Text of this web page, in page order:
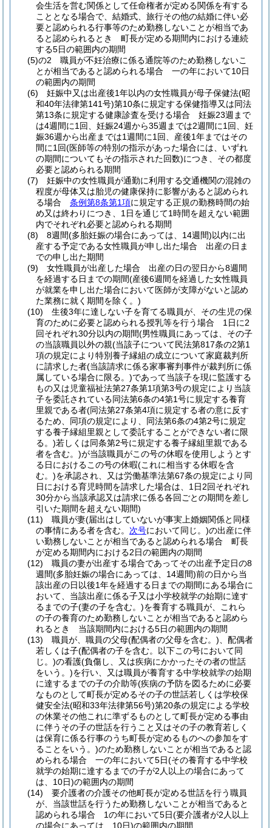
会生活を営む関係として任命権者が定める関係を有する
こととなる場合で、結婚式、旅行その他の結婚に伴い必
要と認められる行事等のため勤務しないことが相当であ
ると認められるとき 町長が定める期間内における連続
する5日の範囲内の期間
(5)の2
職員が不妊治療に係る通院等のため勤務しないこ
とが相当であると認められる場合 一の年において10日
の範囲内の期間
(6)
妊娠中又は出産後1年以内の女性職員が母子保健法(昭
和40年法律第141号)第10条に規定する保健指導又は同法
第13条に規定する健康診査を受ける場合 妊娠23週まで
は4週間に1回、妊娠24週から35週までは2週間に1回、妊
娠36週から出産までは1週間に1回、産後1年まではその
間に1回(医師等の特別の指示があった場合には、いずれ
の期間についてもその指示された回数)につき、その都度
必要と認められる期間
(7)
妊娠中の女性職員が通勤に利用する交通機関の混雑の
程度が母体又は胎児の健康保持に影響があると認められ
る場合 条例第8条第1項に規定する正規の勤務時間の始
め又は終わりにつき、1日を通じて1時間を超えない範囲
内でそれぞれ必要と認められる期間
(8)
8週間(多胎妊娠の場合にあっては、14週間)以内に出
産する予定である女性職員が申し出た場合 出産の日ま
での申し出た期間
(9)
女性職員が出産した場合 出産の日の翌日から8週間
を経過する日までの期間(産後6週間を経過した女性職員
が就業を申し出た場合において医師が支障がないと認め
た業務に就く期間を除く。)
(10)
生後3年に達しない子を育てる職員が、その生児の保
育のために必要と認められる授乳等を行う場合 1日に2
回それぞれ30分以内の期間(男性職員にあっては、その子
の当該職員以外の親(当該子について民法第817条の2第1
項の規定により特別養子縁組の成立について家庭裁判所
に請求した者(当該請求に係る家事審判事件が裁判所に係
属している場合に限る。)であって当該子を現に監護する
もの又は児童福祉法第27条第1項第3号の規定により当該
子を委託されている同法第6条の4第1号に規定する養育
里親である者(同法第27条第4項に規定する者の意に反す
るため、同項の規定により、同法第6条の4第2号に規定
する養子縁組里親として委託することができない者に限
る。)若しくは同条第2号に規定する養子縁組里親である
者を含む。)が当該職員がこの号の休暇を使用しようとす
る日におけるこの号の休暇(これに相当する休暇を含
む。)を承認され、又は労働基準法第67条の規定により同
日における育児時間を請求した場合は、1日2回それぞれ
30分から当該承認又は請求に係る各回ごとの期間を差し
引いた期間を超えない期間)
(11)
職員が妻(届出はしていないが事実上婚姻関係と同様
の事情にある者を含む。 次号において同じ。)の出産に伴
い勤務しないことが相当であると認められる場合 町長
が定める期間内における2日の範囲内の期間
(12)
職員の妻が出産する場合であってその出産予定日の8
週間(多胎妊娠の場合にあっては、14週間)前の日から当
該出産の日以後1年を経過する日までの期間にある場合に
おいて、当該出産に係る子又は小学校就学の始期に達す
るまでの子(妻の子を含む。)を養育する職員が、これら
の子の養育のため勤務しないことが相当であると認めら
れるとき 当該期間内における5日の範囲内の期間
(13)
職員が、職員の父母(配偶者の父母を含む。) 、配偶者
若しくは子(配偶者の子を含む。以下この号において同
じ。)の看護(負傷し、又は疾病にかかったその者の世話
をいう。)を行い、又は職員が養育する中学校就学の始期
に達するまでの子の介助等(疾病の予防を図るために必要
なものとして町長が定めるその子の世話若しくは学校保
健安全法(昭和33年法律第56号)第20条の規定による学校
の休業その他これに準ずるものとして町長が定める事由
に伴うその子の世話を行うこと又はその子の教育若しく
は保育に係る行事のうち町長が定めるものへの参加をす
ることをいう。)のため勤務しないことが相当であると認
められる場合 一の年において5日(その養育する中学校
就学の始期に達するまでの子が2人以上の場合にあって
は、10日)の範囲内の期間
(14)
要介護者の介護その他町長が定める世話を行う職員
が、当該世話を行うため勤務しないことが相当であると
認められる場合 1の年において5日(要介護者が2人以上
の場合にあっては、10日)の範囲内の期間